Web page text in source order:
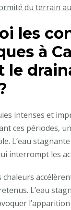
du terrain
les
à
le
intenses et
ces périodes,
L’eau
interrompt les
chaleurs
L’eau
l’apparition